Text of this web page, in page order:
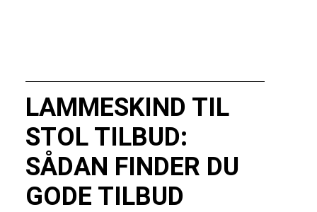
LAMMESKIND TIL
STOL TILBUD:
SÅDAN FINDER DU
GODE TILBUD